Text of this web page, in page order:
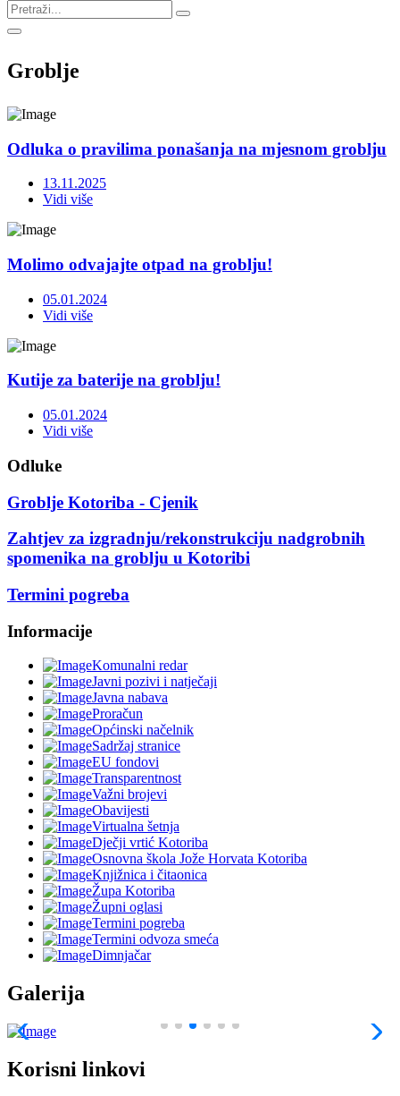
Groblje
Odluka o pravilima ponašanja na mjesnom groblju
13.11.2025
Vidi više
Molimo odvajajte otpad na groblju!
05.01.2024
Vidi više
Kutije za baterije na groblju!
05.01.2024
Vidi više
Odluke
Groblje Kotoriba - Cjenik
Zahtjev za izgradnju/rekonstrukciju nadgrobnih
spomenika na groblju u Kotoribi
Termini pogreba
Informacije
Komunalni redar
Javni pozivi i natječaji
Javna nabava
Proračun
Općinski načelnik
Sadržaj stranice
EU fondovi
Transparentnost
Važni brojevi
Obavijesti
Virtualna šetnja
Dječji vrtić Kotoriba
Osnovna škola Jože Horvata Kotoriba
Knjižnica i čitaonica
Župa Kotoriba
Župni oglasi
Termini pogreba
Termini odvoza smeća
Dimnjačar
Galerija
Korisni linkovi